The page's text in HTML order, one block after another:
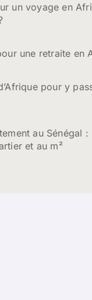
un voyage en
une retraite en
pour y
au Sénégal
et au m²